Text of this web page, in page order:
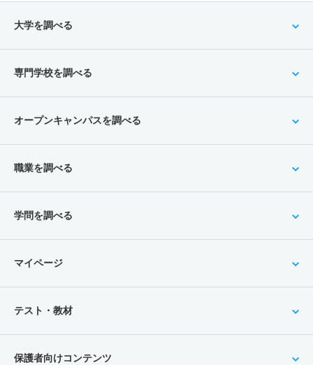
大学を調べる
専門学校を調べる
オープンキャンパスを調べる
職業を調べる
学問を調べる
マイページ
テスト・教材
保護者向けコンテンツ